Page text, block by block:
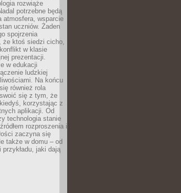
rozwiąże
potrzebne będą
atmosfera, wsparcie
uczniów. Żaden
spojrzenia
że ktoś siedzi cicho,
w klasie
prezentacji.
w edukacji
ludzkiej
Na końcu
również rola
się z tym, że
korzystając z
aplikacji. Od
technologia stanie
rozproszenia i
zaczyna się
także w domu – od
jaki dają